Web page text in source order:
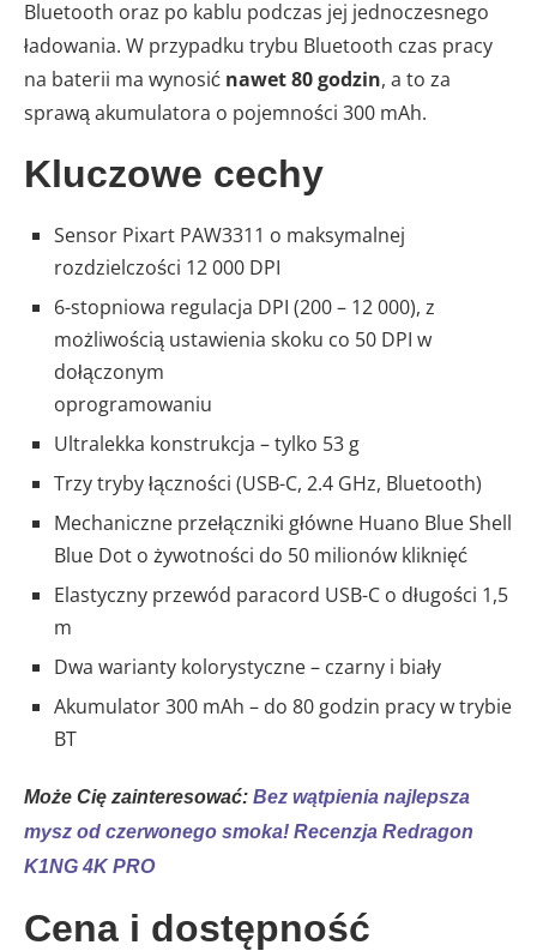
Bluetooth oraz po kablu podczas jej jednoczesnego
ładowania. W przypadku trybu Bluetooth czas pracy
na baterii ma wynosić nawet 80 godzin, a to za
sprawą akumulatora o pojemności 300 mAh.
Kluczowe cechy
Sensor Pixart PAW3311 o maksymalnej
rozdzielczości 12 000 DPI
6-stopniowa regulacja DPI (200 – 12 000), z
możliwością ustawienia skoku co 50 DPI w
dołączonym
oprogramowaniu
Ultralekka konstrukcja – tylko 53 g
Trzy tryby łączności (USB-C, 2.4 GHz, Bluetooth)
Mechaniczne przełączniki główne Huano Blue Shell
Blue Dot o żywotności do 50 milionów kliknięć
Elastyczny przewód paracord USB-C o długości 1,5
m
Dwa warianty kolorystyczne – czarny i biały
Akumulator 300 mAh – do 80 godzin pracy w trybie
BT
Może Cię zainteresować: Bez wątpienia najlepsza
mysz od czerwonego smoka! Recenzja Redragon
K1NG 4K PRO
Cena i dostępność